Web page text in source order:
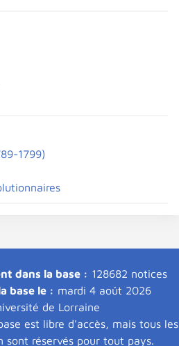
1799)
dans la base : 128682 notices
base le : mardi 4 août 2026
de Lorraine
est libre d'accès, mais tous les
sont réservés pour tout pays.